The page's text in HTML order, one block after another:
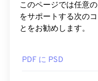
役立つリンク:
https://
このページでは任意の Image PSD,特
をサポートする次の
とをお勧めします。
PDF に PSD